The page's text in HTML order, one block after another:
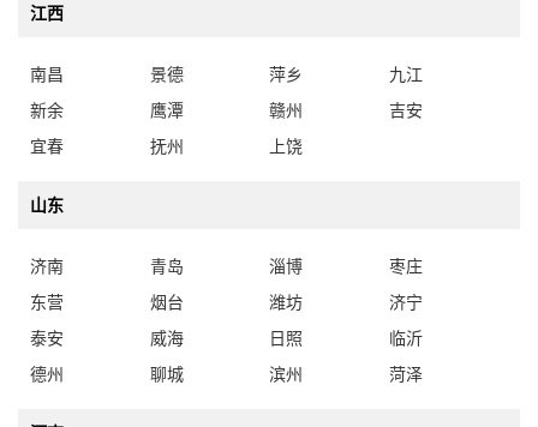
江西
南昌 景德 萍乡
九江
新余
鹰潭 赣州
吉安
宜春
抚州 上饶
山东
济南 青岛 淄博
枣庄
东营
烟台 潍坊
济宁
泰安
威海 日照
临沂
德州
聊城 滨州 菏泽